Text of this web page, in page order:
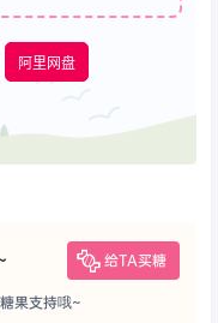
阿里网盘
给TA买糖
果支持哦~